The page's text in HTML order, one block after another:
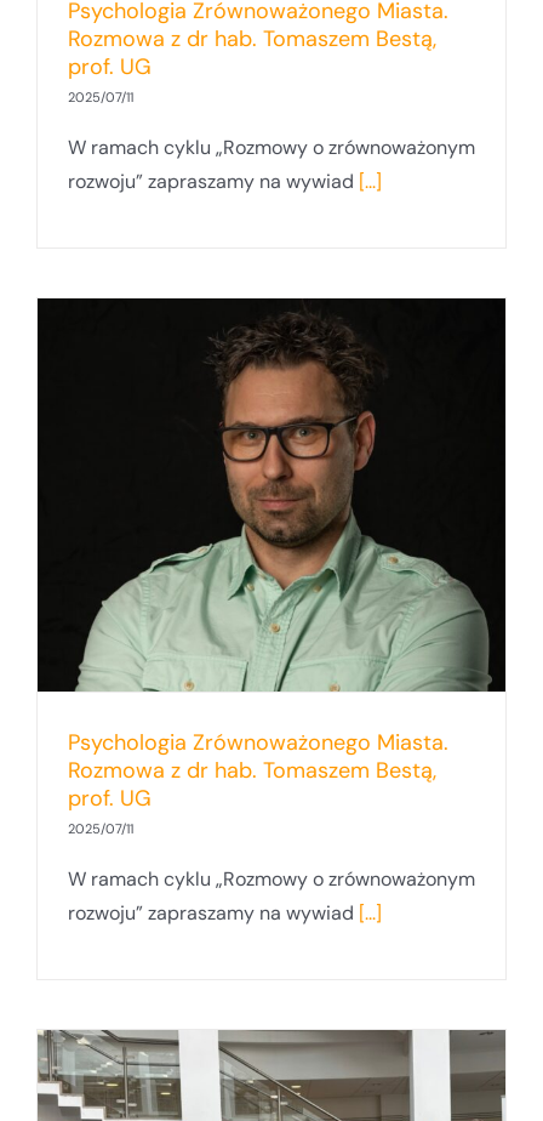
Psychologia Zrównoważonego Miasta.
Rozmowa z dr hab. Tomaszem Bestą,
prof. UG
2025/07/11
W ramach cyklu „Rozmowy o zrównoważonym
rozwoju” zapraszamy na wywiad [...]
Psychologia Zrównoważonego Miasta.
Rozmowa z dr hab. Tomaszem Bestą,
prof. UG
2025/07/11
W ramach cyklu „Rozmowy o zrównoważonym
rozwoju” zapraszamy na wywiad [...]